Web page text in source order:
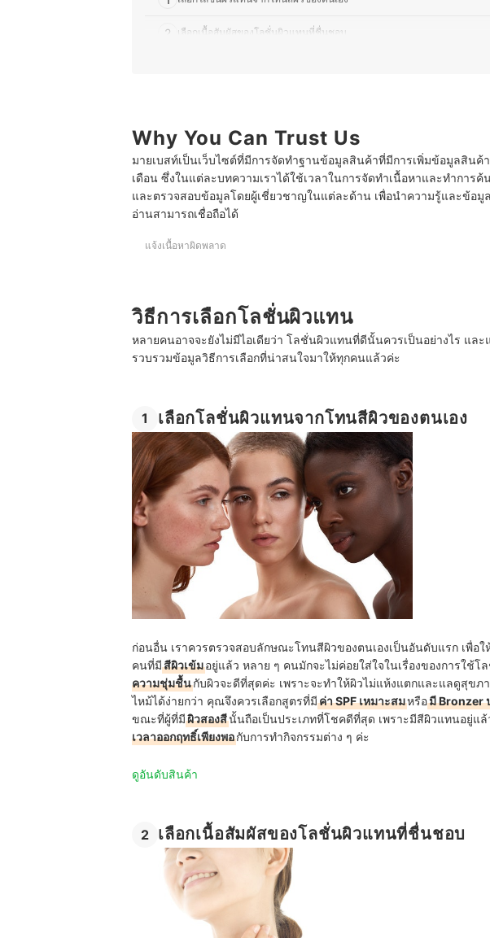
2 เลือกเนื้อสัมผัสของโลชั่นผิวแทนที่ชื่นชอบ
บทส่งท้าย
Why You Can Trust Us
มายเบสท์เป็นเว็บไซต์ที่มีการจัดทำฐานข้อมูลสินค้าที่มีการเพิ่มข้อมูลสินค้
เดือน ซึ่งในแต่ละบทความเราได้ใช้เวลาในการจัดทำเนื้อหาและทำการ
และตรวจสอบข้อมูลโดยผู้เชี่ยวชาญในแต่ละด้าน เพื่อนำความรู้และข้อมู
อ่านสามารถเชื่อถือได้
แจ้งเนื้อหาผิดพลาด
วิธีการเลือกโลชั่นผิวแทน
หลายคนอาจจะยังไม่มีไอเดียว่า โลชั่นผิวแทนที่ดีนั้นควรเป็นอย่างไร และ
รวบรวมข้อมูลวิธีการเลือกที่น่าสนใจมาให้ทุกคนแล้วค่ะ
1 เลือกโลชั่นผิวแทนจากโทนสีผิวของตนเอง
ก่อนอื่น เราควรตรวจสอบลักษณะโทนสีผิวของตนเองเป็นอันดับแรก เพื่อ
คนที่มีสีผิวเข้มอยู่แล้ว หลาย ๆ คนมักจะไม่ค่อยใส่ใจในเรื่องของการใช้
ความชุ่มชื้นกับผิวจะดีที่สุดค่ะ เพราะจะทำให้ผิวไม่แห้งแตกและแลดูสุข
ไหม้ได้ง่ายกว่า คุณจึงควรเลือกสูตรที่มีค่า SPF เหมาะสมหรือมี Bronzer
ขณะที่ผู้ที่มีผิวสองสีนั้นถือเป็นประเภทที่โชคดีที่สุด เพราะมีสีผิวแทนอยู่แ
เวลาออกฤทธิ์เพียงพอกับการทำกิจกรรมต่าง ๆ ค่ะ
ดูอันดับสินค้า
2 เลือกเนื้อสัมผัสของโลชั่นผิวแทนที่ชื่นชอบ